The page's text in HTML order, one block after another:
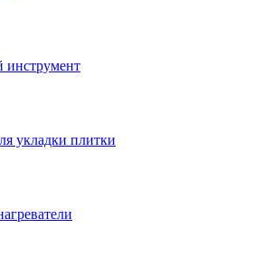
инструмент
укладки плитки